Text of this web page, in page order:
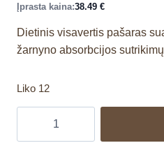
Įprasta kaina:38.49 €
Dietinis visavertis pašaras
žarnyno absorbcijos
Liko 12